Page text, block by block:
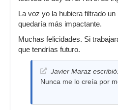
La voz yo la hubiera filtrado
quedaría más impactante.
Muchas felicidades. Si
que tendrías futuro.
Javier Maraz
Nunca me lo creía por